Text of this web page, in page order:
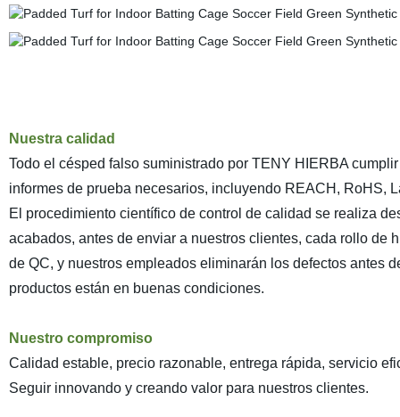
Nuestra calidad
Todo el césped falso suministrado por TENY HIERBA
informes de prueba necesarios, incluyendo REACH, RoHS,
El procedimiento científico de control de calidad se realiza
acabados, antes de enviar a nuestros clientes, cada rollo
de QC, y nuestros empleados eliminarán los defectos antes
productos están en buenas condiciones.
Nuestro compromiso
Calidad estable, precio razonable, entrega rápida, servicio
Seguir innovando y creando valor para nuestros clientes.